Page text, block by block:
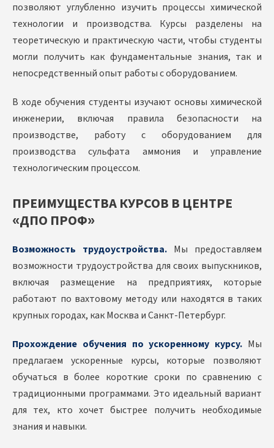
позволяют углубленно изучить процессы химической
технологии и производства. Курсы разделены на
теоретическую и практическую части, чтобы студенты
могли получить как фундаментальные знания, так и
непосредственный опыт работы с оборудованием.
В ходе обучения студенты изучают основы химической
инженерии, включая правила безопасности на
производстве, работу с оборудованием для
производства сульфата аммония и управление
технологическим процессом.
ПРЕИМУЩЕСТВА КУРСОВ В ЦЕНТРЕ
«ДПО ПРОФ»
Возможность трудоустройства. Мы предоставляем
возможности трудоустройства для своих выпускников,
включая размещение на предприятиях, которые
работают по вахтовому методу или находятся в таких
крупных городах, как Москва и Санкт-Петербург.
Прохождение обучения по ускоренному курсу. Мы
предлагаем ускоренные курсы, которые позволяют
обучаться в более короткие сроки по сравнению с
традиционными программами. Это идеальный вариант
для тех, кто хочет быстрее получить необходимые
знания и навыки.